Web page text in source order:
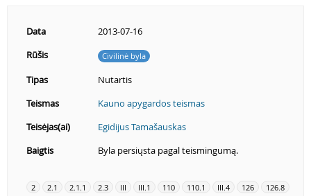
Data
2013-07-16
Rūšis
Civilinė byla
Tipas
Nutartis
Teismas
Kauno apygardos teismas
Teisėjas(ai)
Egidijus Tamašauskas
Baigtis
Byla persiųsta pagal teismingumą.
2 2.1 2.1.1 2.3 III III.1 110 110.1 III.4 126 126.8